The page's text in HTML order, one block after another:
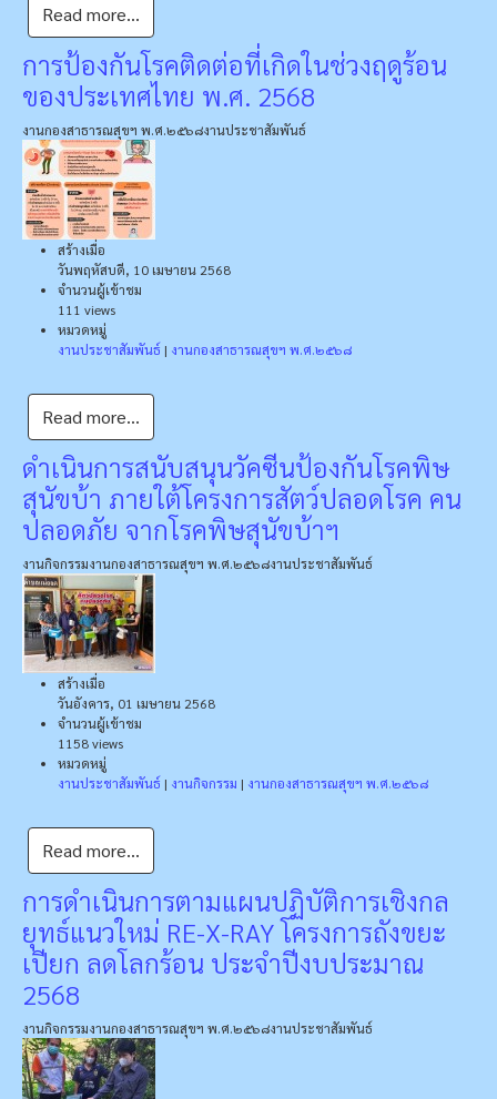
Read more...
การป้องกันโรคติดต่อที่เกิดในช่วงฤดูร้อน
ของประเทศไทย พ.ศ. 2568
งานกองสาธารณสุขฯ พ.ศ.๒๕๖๘งานประชาสัมพันธ์
สร้างเมื่อ
วันพฤหัสบดี, 10 เมษายน 2568
จำนวนผู้เข้าชม
111 views
หมวดหมู่
งานประชาสัมพันธ์ | งานกองสาธารณสุขฯ พ.ศ.๒๕๖๘
Read more...
ดำเนินการสนับสนุนวัคซีนป้องกันโรคพิษ
สุนัขบ้า ภายใต้โครงการสัตว์ปลอดโรค คน
ปลอดภัย จากโรคพิษสุนัขบ้าฯ
งานกิจกรรมงานกองสาธารณสุขฯ พ.ศ.๒๕๖๘งานประชาสัมพันธ์
สร้างเมื่อ
วันอังคาร, 01 เมษายน 2568
จำนวนผู้เข้าชม
1158 views
หมวดหมู่
งานประชาสัมพันธ์ | งานกิจกรรม | งานกองสาธารณสุขฯ พ.ศ.๒๕๖๘
Read more...
การดำเนินการตามแผนปฏิบัติการเชิงกล
ยุทธ์แนวใหม่ RE-X-RAY โครงการถังขยะ
เปียก ลดโลกร้อน ประจำปีงบประมาณ
2568
งานกิจกรรมงานกองสาธารณสุขฯ พ.ศ.๒๕๖๘งานประชาสัมพันธ์